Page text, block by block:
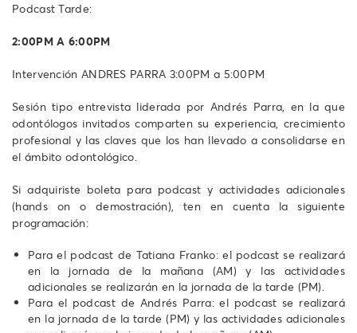
Podcast Tarde:
2:00PM A 6:00PM
Intervención ANDRES PARRA 3:00PM a 5:00PM
Sesión tipo entrevista liderada por Andrés Parra, en la que
odontólogos invitados comparten su experiencia, crecimiento
profesional y las claves que los han llevado a consolidarse en
el ámbito odontológico.
Si adquiriste boleta para podcast y actividades adicionales
(hands on o demostración), ten en cuenta la siguiente
programación:
Para el podcast de Tatiana Franko: el podcast se realizará
en la jornada de la mañana (AM) y las actividades
adicionales se realizarán en la jornada de la tarde (PM).
Para el podcast de Andrés Parra: el podcast se realizará
en la jornada de la tarde (PM) y las actividades adicionales